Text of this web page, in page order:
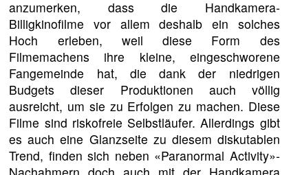
anzumerken, dass die Handkamera-
Billigkinofilme vor allem deshalb ein solches
Hoch erleben, weil diese Form des
Filmemachens ihre kleine, eingeschworene
Fangemeinde hat, die dank der niedrigen
Budgets dieser Produktionen auch völlig
ausreicht, um sie zu Erfolgen zu machen. Diese
Filme sind riskofreie Selbstläufer. Allerdings gibt
es auch eine Glanzseite zu diesem diskutablen
Trend, finden sich neben «Paranormal Activity»-